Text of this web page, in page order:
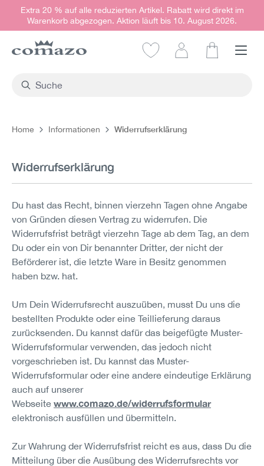
springen
Extra 20 % auf alle reduzierten Artikel. Rabatt wird direkt im
Warenkorb abgezogen. Aktion läuft bis 10. August 2026.
Home Informationen Widerrufserklärung
Widerrufserklärung
Du hast das Recht, binnen vierzehn Tagen ohne Angabe
von Gründen diesen Vertrag zu widerrufen. Die
Widerrufsfrist beträgt vierzehn Tage ab dem Tag, an dem
Du oder ein von Dir benannter Dritter, der nicht der
Beförderer ist, die letzte Ware in Besitz genommen
haben bzw. hat.
Um Dein Widerrufsrecht auszuüben, musst Du uns die
bestellten Produkte oder eine Teillieferung daraus
zurücksenden. Du kannst dafür das beigefügte Muster-
Widerrufsformular verwenden, das jedoch nicht
vorgeschrieben ist. Du kannst das Muster-
Widerrufsformular oder eine andere eindeutige Erklärung
auch auf unserer
Webseite www.comazo.de/widerrufsformular
elektronisch ausfüllen und übermitteln.
Zur Wahrung der Widerrufsfrist reicht es aus, dass Du die
Mitteilung über die Ausübung des Widerrufsrechts vor